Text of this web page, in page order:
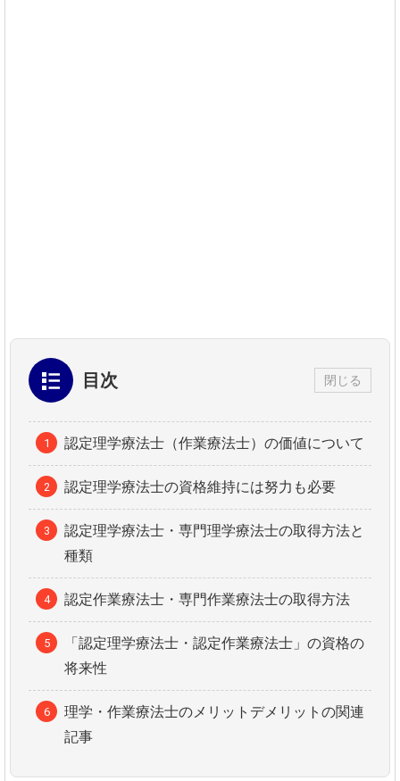
目次 閉じる
認定理学療法士（作業療法士）の価値について
認定理学療法士の資格維持には努力も必要
認定理学療法士・専門理学療法士の取得方法と
種類
認定作業療法士・専門作業療法士の取得方法
「認定理学療法士・認定作業療法士」の資格の
将来性
理学・作業療法士のメリットデメリットの関連
記事